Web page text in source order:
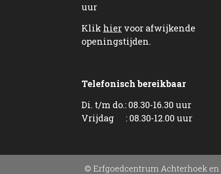
uur
Klik hier voor afwijkende
openingstijden.
Telefonisch bereikbaar
Di. t/m do.: 08.30-16.30 uur
Vrijdag : 08.30-12.00 uur
© Erfgoedcentrum Achterhoek en